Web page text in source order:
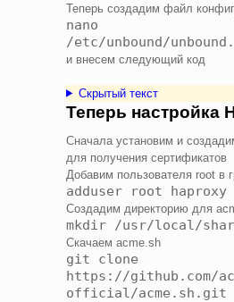
Теперь создадим файл
nano
/etc/unbound/
и внесем следующий код
Скрытый текст
Теперь настройка
Сначала установим и
для получения сертификатов
Добавим пользователя root в
adduser root haproxy
Создадим директорию для
mkdir /usr/local/
Скачаем acme.sh
git clone
https://github.com/
official/acme.sh.git